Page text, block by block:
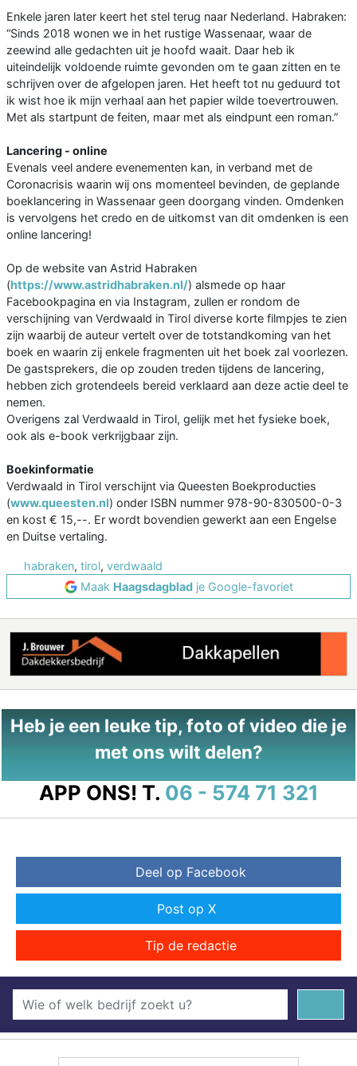
Enkele jaren later keert het stel terug naar Nederland. Habraken:
“Sinds 2018 wonen we in het rustige Wassenaar, waar de
zeewind alle gedachten uit je hoofd waait. Daar heb ik
uiteindelijk voldoende ruimte gevonden om te gaan zitten en te
schrijven over de afgelopen jaren. Het heeft tot nu geduurd tot
ik wist hoe ik mijn verhaal aan het papier wilde toevertrouwen.
Met als startpunt de feiten, maar met als eindpunt een roman.”
Lancering - online
Evenals veel andere evenementen kan, in verband met de
Coronacrisis waarin wij ons momenteel bevinden, de geplande
boeklancering in Wassenaar geen doorgang vinden. Omdenken
is vervolgens het credo en de uitkomst van dit omdenken is een
online lancering!
Op de website van Astrid Habraken
(https://www.astridhabraken.nl/) alsmede op haar
Facebookpagina en via Instagram, zullen er rondom de
verschijning van Verdwaald in Tirol diverse korte filmpjes te zien
zijn waarbij de auteur vertelt over de totstandkoming van het
boek en waarin zij enkele fragmenten uit het boek zal voorlezen.
De gastsprekers, die op zouden treden tijdens de lancering,
hebben zich grotendeels bereid verklaard aan deze actie deel te
nemen.
Overigens zal Verdwaald in Tirol, gelijk met het fysieke boek,
ook als e-book verkrijgbaar zijn.
Boekinformatie
Verdwaald in Tirol verschijnt via Queesten Boekproducties
(www.queesten.nl) onder ISBN nummer 978-90-830500-0-3
en kost € 15,--. Er wordt bovendien gewerkt aan een Engelse
en Duitse vertaling.
habraken, tirol, verdwaald
Maak Haagsdagbladje Google-favoriet
Heb je een leuke tip, foto of video die je
met ons wilt delen?
APP ONS! T. 06 - 574 71 321
Deel op Facebook
Post op X
Tip de redactie